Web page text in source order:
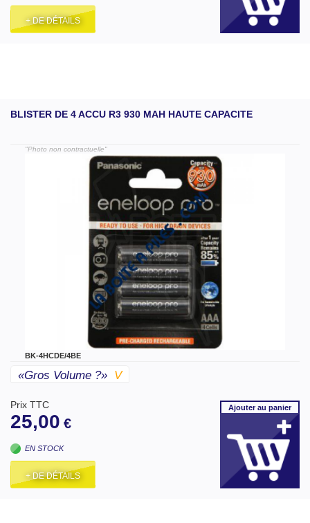
+ DE DÉTAILS
BLISTER DE 4 ACCU R3 930 MAH HAUTE CAPACITE
"Photo non contractuelle"
BK-4HCDE/4BE
«gros Volume ?» V
Prix TTC
25,00 €
EN STOCK
+ DE DÉTAILS
Ajouterau panier